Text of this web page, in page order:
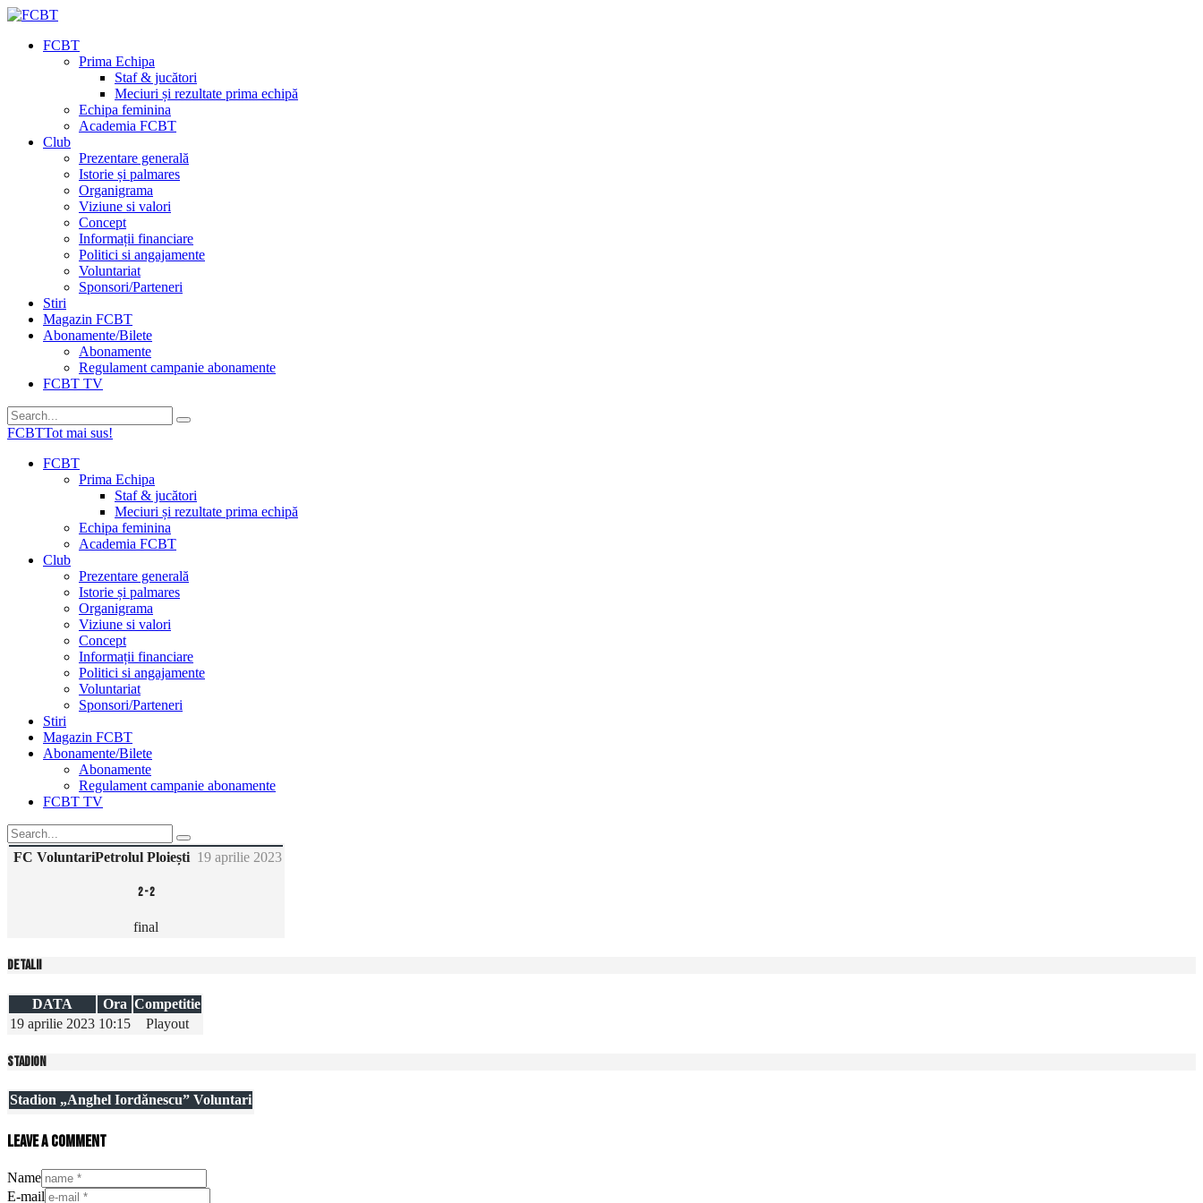
FCBT
Prima Echipa
Staf & jucători
Meciuri și rezultate prima echipă
Echipa feminina
Academia FCBT
Club
Prezentare generală
Istorie și palmares
Organigrama
Viziune si valori
Concept
Informații financiare
Politici si angajamente
Voluntariat
Sponsori/Parteneri
Stiri
Magazin FCBT
Abonamente/Bilete
Abonamente
Regulament campanie abonamente
FCBT TV
FCBTTot mai sus!
FCBT
Prima Echipa
Staf & jucători
Meciuri și rezultate prima echipă
Echipa feminina
Academia FCBT
Club
Prezentare generală
Istorie și palmares
Organigrama
Viziune si valori
Concept
Informații financiare
Politici si angajamente
Voluntariat
Sponsori/Parteneri
Stiri
Magazin FCBT
Abonamente/Bilete
Abonamente
Regulament campanie abonamente
FCBT TV
FC VoluntariPetrolul Ploiești 19 aprilie 2023
2-2
final
Detalii
DATA Ora Competitie
19 aprilie 2023 10:15 Playout
Stadion
Stadion „Anghel Iordănescu” Voluntari
Leave a comment
Name
E-mail